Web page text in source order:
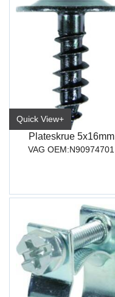
Quick View+
Plateskrue 5x16mm
VAG OEM:N90974701